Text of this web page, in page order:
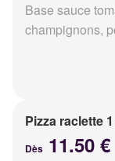
Base sauce
champignons,
Pizza raclette
Dès 11.50 €